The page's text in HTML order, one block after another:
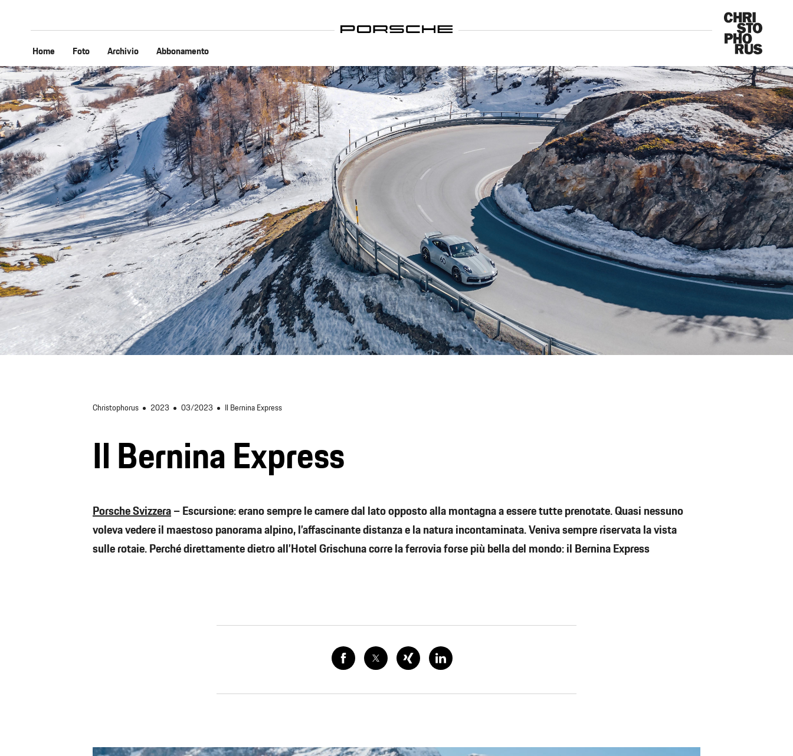
Home Foto Archivio Abbonamento
Christophorus 2023 03/2023 Il Bernina Express
Il Bernina Express
Porsche Svizzera– Escursione: erano sempre le camere dal lato opposto alla montagna a essere tutte prenotate. Quasi nessuno
voleva vedere il maestoso panorama alpino, l’affascinante distanza e la natura incontaminata. Veniva sempre riservata la vista
sulle rotaie. Perché direttamente dietro all’Hotel Grischuna corre la ferrovia forse più bella del mondo: il Bernina Express